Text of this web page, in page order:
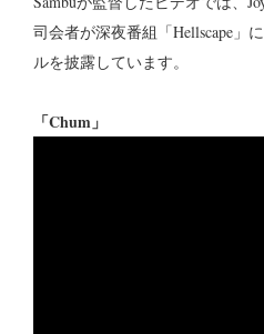
司会者が深夜番組「Hellscape」
ルを披露しています。
「Chum」